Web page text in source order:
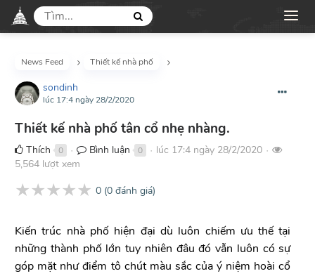
News Feed Thiết kế nhà phố
sondinh
lúc 17:4 ngày 28/2/2020
Thiết kế nhà phố tân cổ nhẹ nhàng.
Thích 0 ● Bình luận 0 ● lúc 17:4 ngày 28/2/2020 ●
5,564 lượt xem
★★★★★ 0 (0 đánh giá)
Kiến trúc nhà phố hiện đại dù luôn chiếm ưu thế tại
những thành phố lớn tuy nhiên đâu đó vẫn luôn có sự
góp mặt như điểm tô chút màu sắc của ý niệm hoài cổ